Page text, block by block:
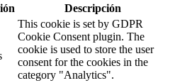
Descripción
This cookie is set by GDPR
Cookie Consent plugin. The
cookie is used to store the user
consent for the cookies in the
category "Analytics".